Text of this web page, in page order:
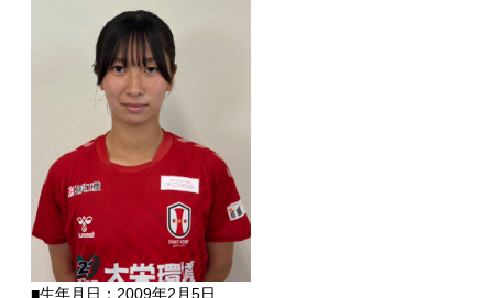
■生年月日：2009年2月5日